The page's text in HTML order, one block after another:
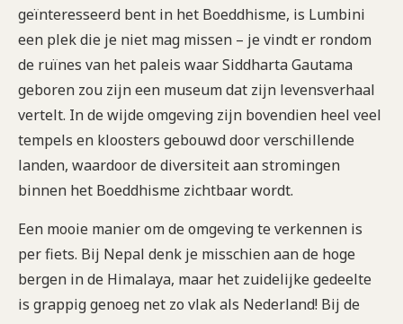
geïnteresseerd bent in het Boeddhisme, is Lumbini
een plek die je niet mag missen – je vindt er rondom
de ruïnes van het paleis waar Siddharta Gautama
geboren zou zijn een museum dat zijn levensverhaal
vertelt. In de wijde omgeving zijn bovendien heel veel
tempels en kloosters gebouwd door verschillende
landen, waardoor de diversiteit aan stromingen
binnen het Boeddhisme zichtbaar wordt.
Een mooie manier om de omgeving te verkennen is
per fiets. Bij Nepal denk je misschien aan de hoge
bergen in de Himalaya, maar het zuidelijke gedeelte
is grappig genoeg net zo vlak als Nederland! Bij de